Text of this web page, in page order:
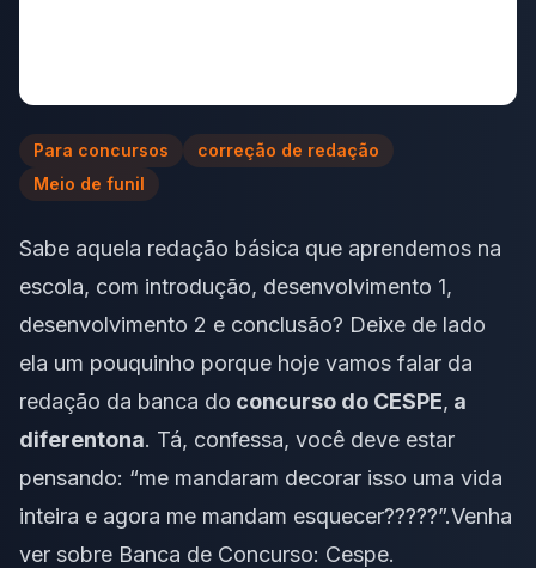
Para concursos
correção de redação
Meio de funil
Sabe aquela redação básica que aprendemos na
escola, com introdução, desenvolvimento 1,
desenvolvimento 2 e conclusão? Deixe de lado
ela um pouquinho porque hoje vamos falar da
redação da banca do concurso do CESPE, a
diferentona. Tá, confessa, você deve estar
pensando: “me mandaram decorar isso uma vida
inteira e agora me mandam esquecer?????”.Venha
ver sobre Banca de Concurso: Cespe.